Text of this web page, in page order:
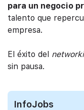
para un negocio
talento que
empresa.
El éxito del
sin pausa.
InfoJobs